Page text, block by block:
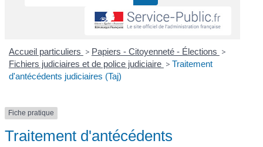
Accueil particuliers > Papiers - Citoyenneté - Élections >
Fichiers judiciaires et de police judiciaire > Traitement
d'antécédents judiciaires (Taj)
Fiche pratique
Traitement d'antécédents